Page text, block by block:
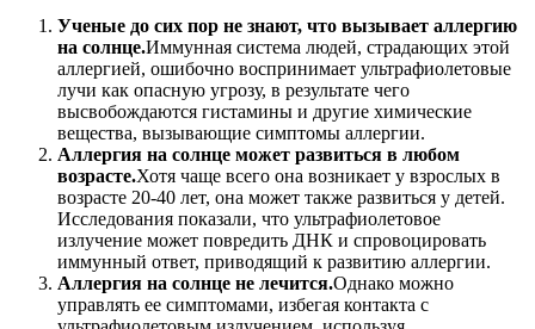
Ученые до сих пор не знают, что вызывает аллергию
на солнце.Иммунная система людей, страдающих этой
аллергией, ошибочно воспринимает ультрафиолетовые
лучи как опасную угрозу, в результате чего
высвобождаются гистамины и другие химические
вещества, вызывающие симптомы аллергии.
Аллергия на солнце может развиться в любом
возрасте.Хотя чаще всего она возникает у взрослых в
возрасте 20-40 лет, она может также развиться у детей.
Исследования показали, что ультрафиолетовое
излучение может повредить ДНК и спровоцировать
иммунный ответ, приводящий к развитию аллергии.
Аллергия на солнце не лечится.Однако можно
управлять ее симптомами, избегая контакта с